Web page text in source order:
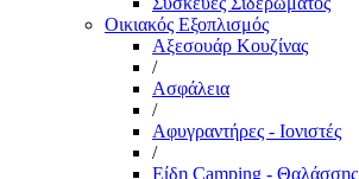
Οικιακός Εξοπλισμός
Αξεσουάρ Κουζίνας
/
Ασφάλεια
/
Αφυγραντήρες - Ιονιστές
/
Είδη Camping - Θαλάσσης